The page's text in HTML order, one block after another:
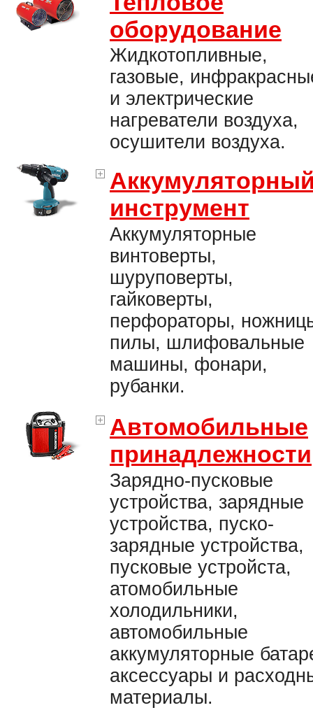
оборудование
Жидкотопливные,
газовые,
и электрические
нагреватели воздуха,
осушители воздуха.
инструмент
Аккумуляторные
винтоверты,
шуруповерты,
гайковерты,
перфораторы,
пилы, шлифовальные
машины, фонари,
рубанки.
Автомобильные
принадлежности
Зарядно-пусковые
устройства, зарядные
устройства, пуско-
зарядные устройства,
пусковые устройста,
атомобильные
холодильники,
автомобильные
аккумуляторные
аксессуары и
материалы.